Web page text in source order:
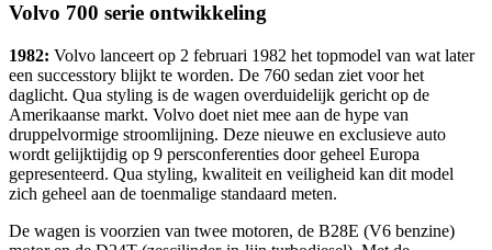
Volvo 700 serie ontwikkeling
1982: Volvo lanceert op 2 februari 1982 het topmodel van wat later
een successtory blijkt te worden. De 760 sedan ziet voor het
daglicht. Qua styling is de wagen overduidelijk gericht op de
Amerikaanse markt. Volvo doet niet mee aan de hype van
druppelvormige stroomlijning. Deze nieuwe en exclusieve auto
wordt gelijktijdig op 9 persconferenties door geheel Europa
gepresenteerd. Qua styling, kwaliteit en veiligheid kan dit model
zich geheel aan de toenmalige standaard meten.
De wagen is voorzien van twee motoren, de B28E (V6 benzine)